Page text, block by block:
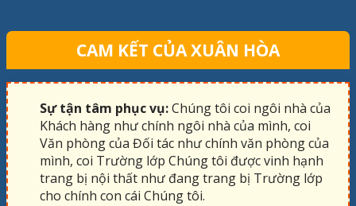
CAM KẾT CỦA XUÂN HÒA
Sự tận tâm phục vụ:Chúng tôi coi ngôi nhà của
Khách hàng như chính ngôi nhà của mình, coi
Văn phòng của Đối tác như chính văn phòng của
mình, coi Trường lớp Chúng tôi được vinh hạnh
trang bị nội thất như đang trang bị Trường lớp
cho chính con cái Chúng tôi.